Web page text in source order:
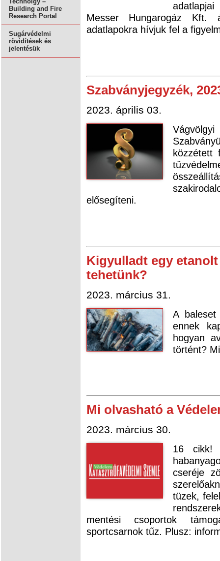
Building and Fire
Research Portal
Sugárvédelmi
rövidítések és
jelentésük
Messer Hungarogáz Kft.
adatlapokra hívjuk fel a
Szabványjegyzék,
2023. április 03.
közzétett
elősegíteni.
Kigyulladt egy
tehetünk?
2023. március 31.
A
ennek
hogyan
történt?
Mi olvasható a
2023. március 30.
16 cikk!
cseréje
tüzek,
mentési csoportok
sportcsarnok tűz. Plusz: